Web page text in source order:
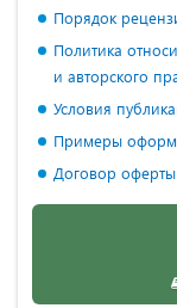
Порядок
Политика
и авторского
Условия
Примеры
Договор оферты